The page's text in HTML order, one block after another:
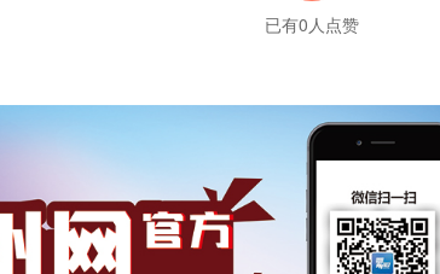
1
3
夜空中最亮的星
请照亮我前行
夜已深
已有0人点赞